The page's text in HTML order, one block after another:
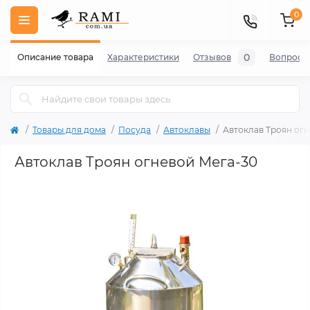
0
Товары для дома Посуда Автоклавы Автоклав Троян
Автоклав Троян огневой Мега-30
Описание товара Характеристики Отзывов 0 Вопросы